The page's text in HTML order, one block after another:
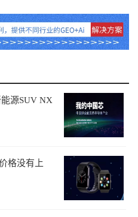
源SUV NX
格没有上